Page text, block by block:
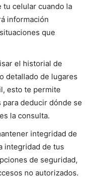
tu celular cuando la
información
que
el historial de
detallado de lugares
esto te permite
deducir dónde se
la consulta.
integridad de
integridad de tus
de seguridad,
no autorizados.